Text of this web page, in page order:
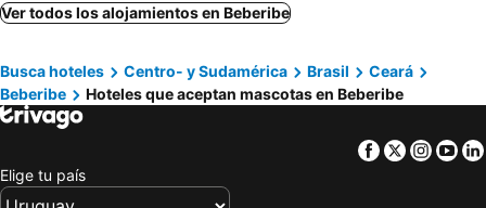
Ver todos los alojamientos en Beberibe
Busca hoteles Centro- y Sudamérica Brasil
Ceará
Beberibe
Hoteles que aceptan mascotas en Beberibe
Facebook
Twitter
Elige tu país